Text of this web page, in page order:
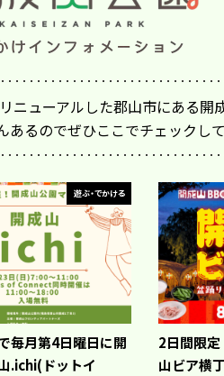
ニューアルした郡山市にある開
あるのでぜひここでチェックし
遊ぶ・でかける
毎月第4日曜日に開
.ichi(ドットイ
2日間限
山ビア横